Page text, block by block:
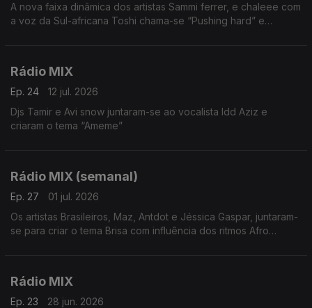
A nova faixa dinâmica dos artistas Sammi ferrer, e chaleee com
a voz da Sul-africana Toshi chama-se “Pushing hard” e
Rádio MIX
Ep. 24
12 jul. 2026
Djs Tamir e Avi snow juntaram-se ao vocalista Idd Aziz e
criaram o tema “Ameme”
Rádio MIX (semanal)
Ep. 27
01 jul. 2026
Os artistas Brasileiros, Maz, Antdot e Jéssica Gaspar, juntaram-
se para criar o tema Brisa com influência dos ritmos Afro
Rádio MIX
Ep. 23
28 jun. 2026